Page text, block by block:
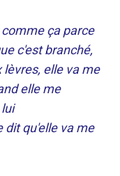
comme ça parce
c'est branché,
elle va me
elle me
dit qu'elle va me